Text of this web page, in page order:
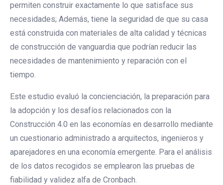
permiten construir exactamente lo que satisface sus
necesidades; Además, tiene la seguridad de que su casa
está construida con materiales de alta calidad y técnicas
de construcción de vanguardia que podrían reducir las
necesidades de mantenimiento y reparación con el
tiempo.
Este estudio evaluó la concienciación, la preparación para
la adopción y los desafíos relacionados con la
Construcción 4.0 en las economías en desarrollo mediante
un cuestionario administrado a arquitectos, ingenieros y
aparejadores en una economía emergente. Para el análisis
de los datos recogidos se emplearon las pruebas de
fiabilidad y validez alfa de Cronbach.